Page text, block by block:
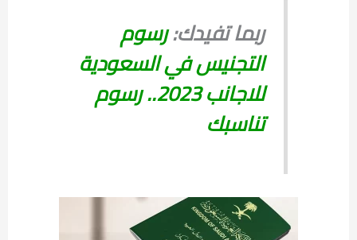
ربما تفيدك:رسوم
التجنيس في السعودية
للاجانب 2023.. رسوم
تناسبك